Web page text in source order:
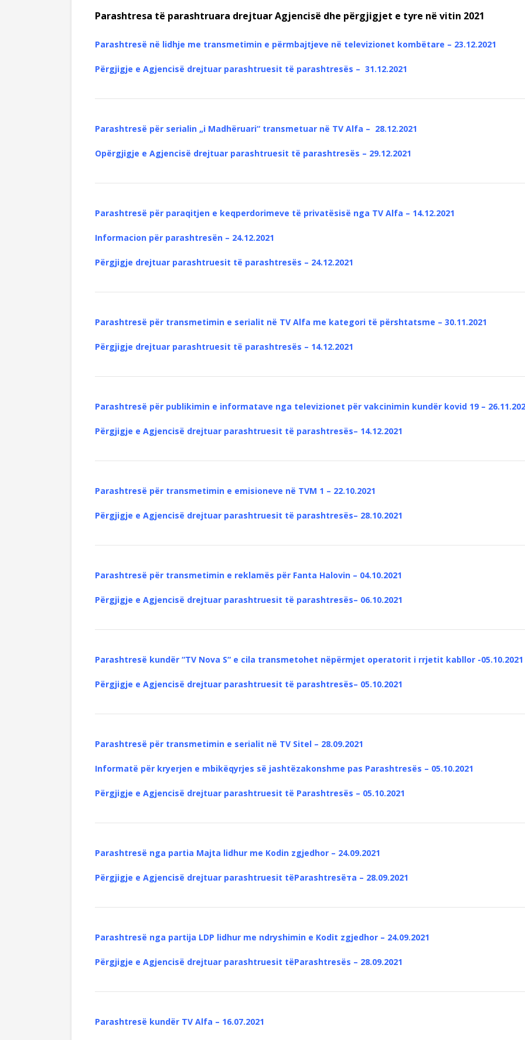
Parashtresa të parashtruara drejtuar Agjencisë dhe përgjigjet e tyre në vitin 2021
Parashtresë në lidhje me transmetimin e përmbajtjeve në televizionet kombëtare – 23.12.2021
Përgjigje e Agjencisë drejtuar parashtruesit të parashtresës – 31.12.2021
Parashtresë për serialin „i Madhëruari“ transmetuar në TV Alfa – 28.12.2021
Оpërgjigje e Agjencisë drejtuar parashtruesit të parashtresës – 29.12.2021
Parashtresë për paraqitjen e keqperdorimeve të privatësisë nga TV Alfa – 14.12.2021
Informacion për parashtresën – 24.12.2021
Përgjigje drejtuar parashtruesit të parashtresës – 24.12.2021
Parashtresë për transmetimin e serialit në TV Alfa me kategori të përshtatsme – 30.11.2021
Përgjigje drejtuar parashtruesit të parashtresës – 14.12.2021
Parashtresë për publikimin e informatave nga televizionet për vakcinimin kundër kovid 19 –
Përgjigje e Agjencisë drejtuar parashtruesit të parashtresës– 14.12.2021
Parashtresë për transmetimin e emisioneve në TVM 1 – 22.10.2021
Përgjigje e Agjencisë drejtuar parashtruesit të parashtresës– 28.10.2021
Parashtresë për transmetimin e reklamës për Fanta Halovin – 04.10.2021
Përgjigje e Agjencisë drejtuar parashtruesit të parashtresës– 06.10.2021
Parashtresë kundër “TV Nova S“ e cila transmetohet nëpërmjet operatorit i rrjetit kabllor -05.10.2021
Përgjigje e Agjencisë drejtuar parashtruesit të parashtresës– 05.10.2021
Parashtresë për transmetimin e serialit në TV Sitel – 28.09.2021
Informatë për kryerjen e mbikëqyrjes së jashtëzakonshme pas Parashtresës – 05.10.2021
Përgjigje e Agjencisë drejtuar parashtruesit të Parashtresës – 05.10.2021
Parashtresë nga partia Majta lidhur me Kodin zgjedhor – 24.09.2021
Përgjigje e Agjencisë drejtuar parashtruesit tëParashtresëта – 28.09.2021
Parashtresë nga partija LDP lidhur me ndryshimin e Kodit zgjedhor – 24.09.2021
Përgjigje e Agjencisë drejtuar parashtruesit tëParashtresës – 28.09.2021
Parashtresë kundër TV Alfa – 16.07.2021